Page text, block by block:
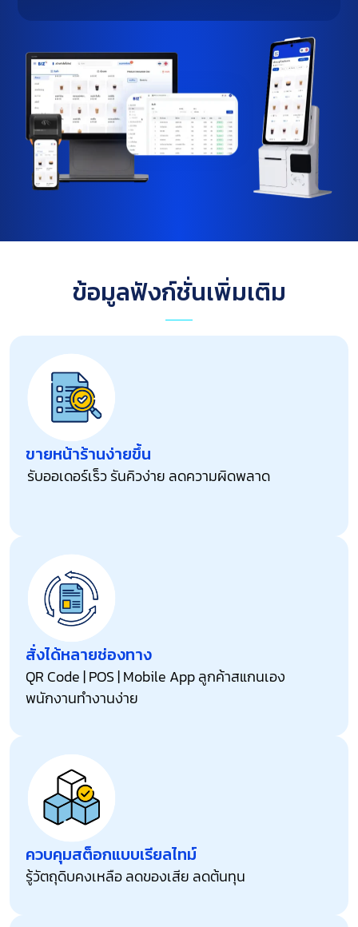
ข้อมูลฟังก์ชั่นเพิ่มเติม
ขายหน้าร้านง่ายขึ้น
รับออเดอร์เร็ว รันคิวง่าย ลดความผิดพลาด
สั่งได้หลายช่องทาง
QR Code | POS | Mobile App ลูกค้าสแกนเอง
พนักงานทำงานง่าย
ควบคุมสต็อกแบบเรียลไทม์
รู้วัตถุดิบคงเหลือ ลดของเสีย ลดต้นทุน